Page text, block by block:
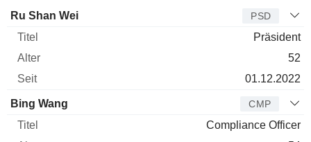
Manager Titel
Ru Shan Wei PSD
Präsident
52
01.12.2022
Bing Wang CMP
Compliance Officer